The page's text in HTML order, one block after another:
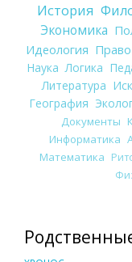
История
Экономика
Идеология Право
Наука Логика
Литература
География
Документы
Информатика
Математика